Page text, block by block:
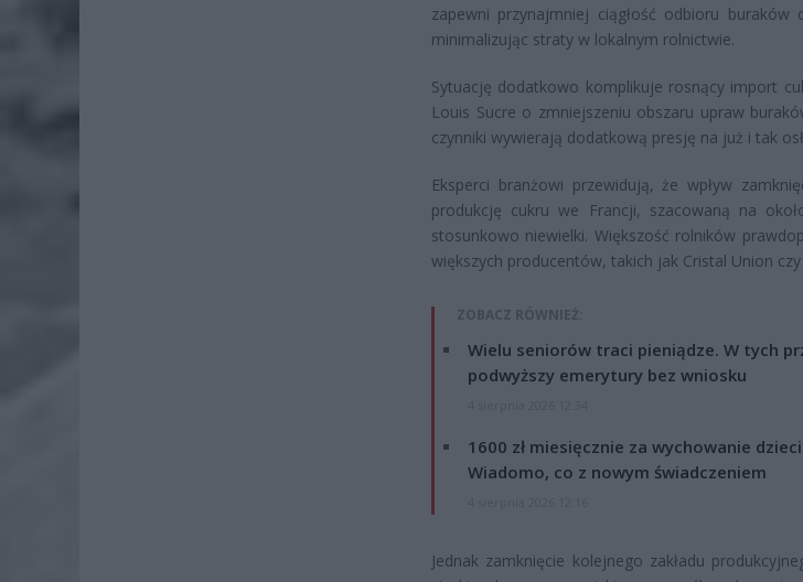
zapewni przynajmniej ciągłość odbioru
minimalizując straty w lokalnym rolnictwie.
Sytuację dodatkowo komplikuje rosnący import
Louis Sucre o zmniejszeniu obszaru upraw
czynniki wywierają dodatkową presję na już i tak
Eksperci branżowi przewidują, że wpływ
produkcję cukru we Francji, szacowaną na
stosunkowo niewielki. Większość rolników
większych producentów, takich jak Cristal Union
ZOBACZ RÓWNIEŻ:
Wielu seniorów traci pieniądze. W tych
podwyższy emerytury bez wniosku
1600 zł miesięcznie za wychowanie
Wiadomo, co z nowym świadczeniem
Jednak zamknięcie kolejnego zakładu